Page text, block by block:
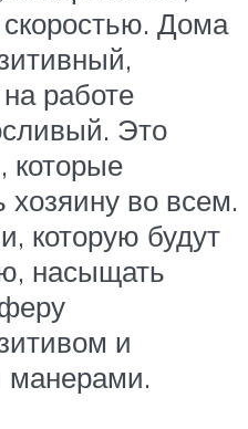
Дома
работе
Это
которые
хозяину во всем.
которую будут
насыщать
и
манерами.